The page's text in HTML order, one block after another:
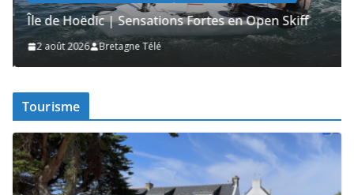
Île de Hoëdic | Sensations Fortes en Open Skiff
2 août 2026 Bretagne Télé
Tourisme